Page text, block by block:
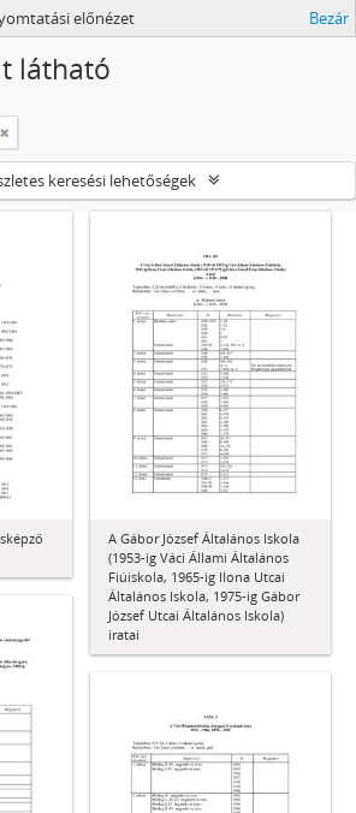
előnézet Bezár
látható
keresési lehetőségek
A Gábor József Általános Iskola
(1953-ig Váci Állami Általános
Fiúiskola, 1965-ig Ilona Utcai
Általános Iskola, 1975-ig Gábor
József Utcai Általános Iskola)
iratai